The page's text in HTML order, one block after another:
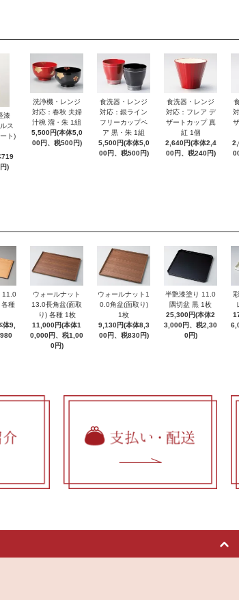
漆
ス
ト)
719
)
洗浄機・レンジ
対応：春秋 夫婦
汁椀 溜・朱 1組
5,500円(本体5,0
00円、税500円)
食洗器・レンジ
対応：銀ライン
フリーカップペ
ア 黒・朱 1組
5,500円(本体5,0
00円、税500円)
食洗器・レンジ
対応：フレア デ
ザートカップ 真
紅 1個
2,640円(本体2,4
00円、税240円)
11.0
各種
体9,
ウォールナット
13.0長角盆(面取
り) 各種 1枚
11,000円(本体1
0,000円、税1,00
0円)
ウォールナット1
0.0角盆(面取り)
1枚
9,130円(本体8,3
00円、税830円)
半艶漆塗り 11.0
隅切盆 黒 1枚
25,300円(本体2
3,000円、税2,30
0円)